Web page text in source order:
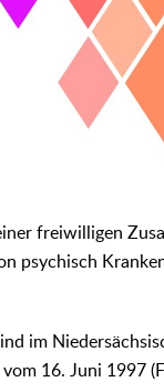
freiwilligen
psychisch
im
16. Juni 1997